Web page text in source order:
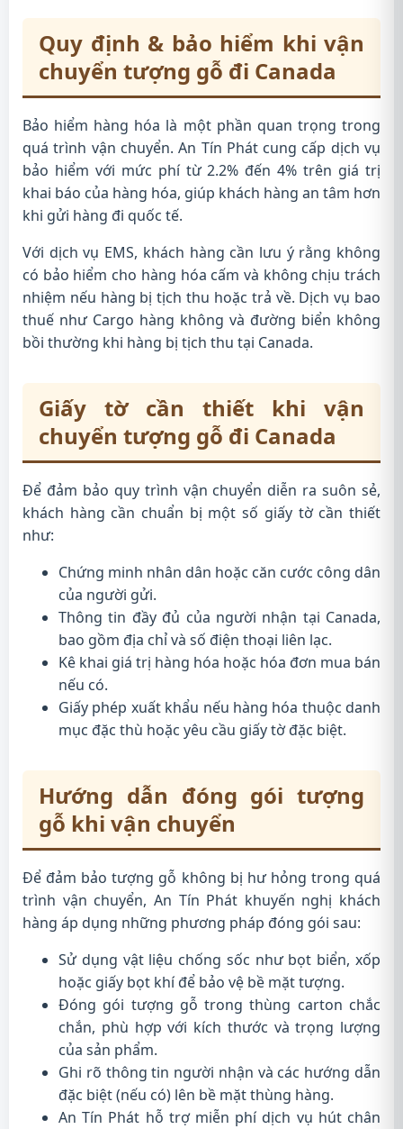
Quy định & bảo hiểm khi vận
chuyển tượng gỗ đi Canada
Bảo hiểm hàng hóa là một phần quan trọng trong
quá trình vận chuyển. An Tín Phát cung cấp dịch vụ
bảo hiểm với mức phí từ 2.2% đến 4% trên giá trị
khai báo của hàng hóa, giúp khách hàng an tâm hơn
khi gửi hàng đi quốc tế.
Với dịch vụ EMS, khách hàng cần lưu ý rằng không
có bảo hiểm cho hàng hóa cấm và không chịu trách
nhiệm nếu hàng bị tịch thu hoặc trả về. Dịch vụ bao
thuế như Cargo hàng không và đường biển không
bồi thường khi hàng bị tịch thu tại Canada.
Giấy tờ cần thiết khi vận
chuyển tượng gỗ đi Canada
Để đảm bảo quy trình vận chuyển diễn ra suôn sẻ,
khách hàng cần chuẩn bị một số giấy tờ cần thiết
như:
Chứng minh nhân dân hoặc căn cước công dân
của người gửi.
Thông tin đầy đủ của người nhận tại Canada,
bao gồm địa chỉ và số điện thoại liên lạc.
Kê khai giá trị hàng hóa hoặc hóa đơn mua bán
nếu có.
Giấy phép xuất khẩu nếu hàng hóa thuộc danh
mục đặc thù hoặc yêu cầu giấy tờ đặc biệt.
Hướng dẫn đóng gói tượng
gỗ khi vận chuyển
Để đảm bảo tượng gỗ không bị hư hỏng trong quá
trình vận chuyển, An Tín Phát khuyến nghị khách
hàng áp dụng những phương pháp đóng gói sau:
Sử dụng vật liệu chống sốc như bọt biển, xốp
hoặc giấy bọt khí để bảo vệ bề mặt tượng.
Đóng gói tượng gỗ trong thùng carton chắc
chắn, phù hợp với kích thước và trọng lượng
của sản phẩm.
Ghi rõ thông tin người nhận và các hướng dẫn
đặc biệt (nếu có) lên bề mặt thùng hàng.
An Tín Phát hỗ trợ miễn phí dịch vụ hút chân